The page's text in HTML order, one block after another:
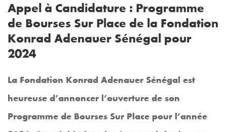
Appel à Candidature : Programme
de Bourses Sur Place de la Fondation
Konrad Adenauer Sénégal pour
2024
La Fondation Konrad Adenauer Sénégal est
heureuse d’annoncer l’ouverture de son
Programme de Bourses Sur Place pour l’année